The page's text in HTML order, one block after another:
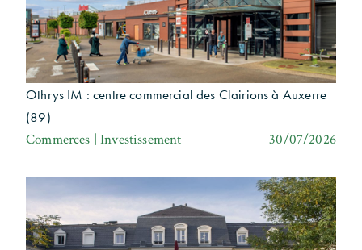
Othrys IM : centre commercial des Clairions à Auxerre
(89)
Commerces | Investissement 30/07/2026